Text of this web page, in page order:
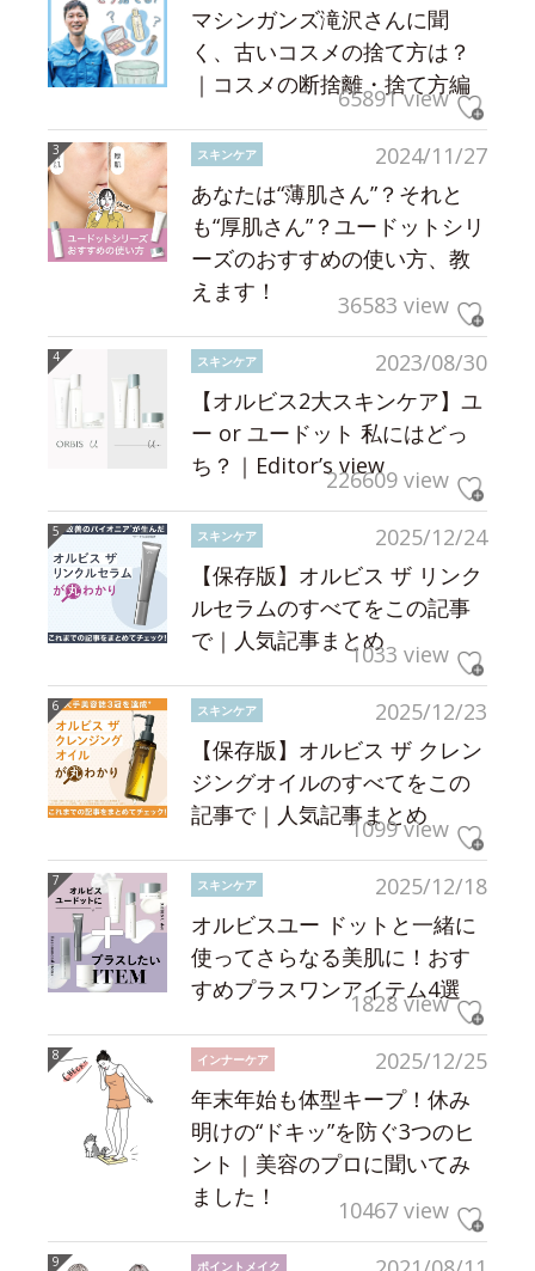
マシンガンズ滝沢さんに聞
く、古いコスメの捨て方は？
｜コスメの断捨離・捨て方編
65891 view
2024/11/27
スキンケア
あなたは“薄肌さん”？それと
も“厚肌さん”？ユードットシリ
ーズのおすすめの使い方、教
えます！
36583 view
2023/08/30
スキンケア
【オルビス2大スキンケア】ユ
ー or ユードット 私にはどっ
ち？｜Editor’s view226609 view
2025/12/24
スキンケア
【保存版】オルビス ザ リンク
ルセラムのすべてをこの記事
で｜人気記事まとめ1033 view
2025/12/23
スキンケア
【保存版】オルビス ザ クレン
ジングオイルのすべてをこの
記事で｜人気記事まとめ
1099 view
2025/12/18
スキンケア
オルビスユー ドットと一緒に
使ってさらなる美肌に！おす
すめプラスワンアイテム4選
1828 view
2025/12/25
インナーケア
年末年始も体型キープ！休み
明けの“ドキッ”を防ぐ3つのヒ
ント｜美容のプロに聞いてみ
ました！
10467 view
ポイントメイク